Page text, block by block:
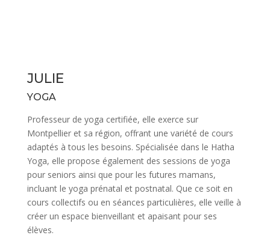
JULIE
YOGA
Professeur de yoga certifiée, elle exerce sur
Montpellier et sa région, offrant une variété de cours
adaptés à tous les besoins. Spécialisée dans le Hatha
Yoga, elle propose également des sessions de yoga
pour seniors ainsi que pour les futures mamans,
incluant le yoga prénatal et postnatal. Que ce soit en
cours collectifs ou en séances particulières, elle veille à
créer un espace bienveillant et apaisant pour ses
élèves.